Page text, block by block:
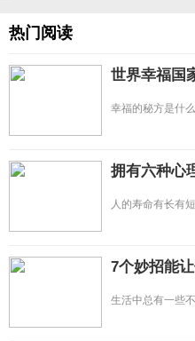
热门阅读
世界幸福国
幸福的秘方是什
拥有六种心
人的寿命有长有
7个妙招能
生活中总有一些